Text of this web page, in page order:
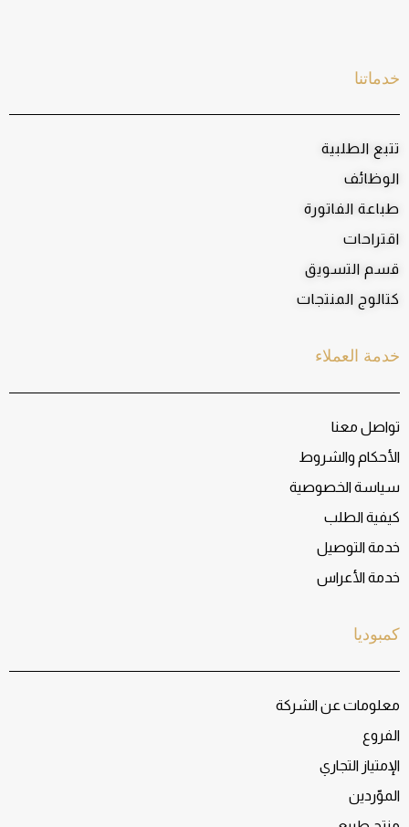
كمبوديا
معلومات عن الشركة
الفروع
الإمتياز التجاري
الموّردين
خدمة العملاء
تواصل معنا
الأحكام والشروط
سياسة الخصوصية
كيفية الطلب
خدمة التوصيل
خدمة الأعراس
خدماتنا
تتبع الطلبية
الوظائف
طباعة الفاتورة
اقتراحات
قسم التسويق
كتالوج المنتجات